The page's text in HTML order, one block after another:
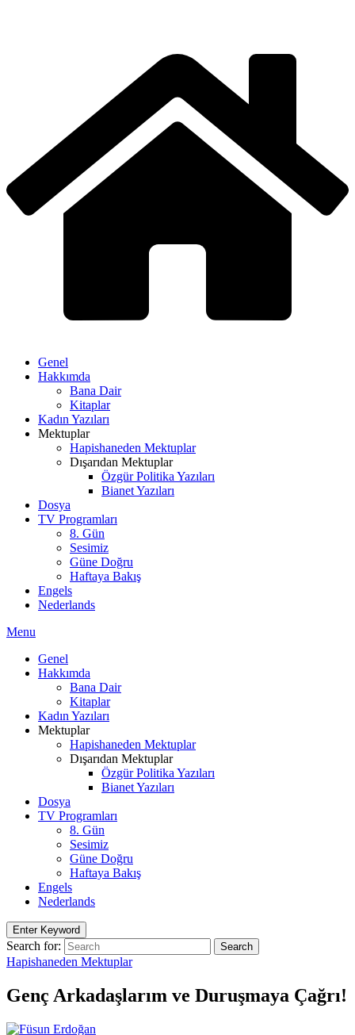
Genel
Hakkımda
Bana Dair
Kitaplar
Kadın Yazıları
Mektuplar
Hapishaneden Mektuplar
Dışarıdan Mektuplar
Özgür Politika Yazıları
Bianet Yazıları
Dosya
TV Programları
8. Gün
Sesimiz
Güne Doğru
Haftaya Bakış
Engels
Nederlands
Menu
Genel
Hakkımda
Bana Dair
Kitaplar
Kadın Yazıları
Mektuplar
Hapishaneden Mektuplar
Dışarıdan Mektuplar
Özgür Politika Yazıları
Bianet Yazıları
Dosya
TV Programları
8. Gün
Sesimiz
Güne Doğru
Haftaya Bakış
Engels
Nederlands
Enter Keyword
Search for: Search
Hapishaneden Mektuplar
Genç Arkadaşlarım ve Duruşmaya Çağrı!